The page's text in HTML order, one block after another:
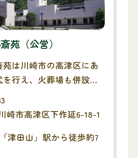
苑（公営）
は川崎市の高津区にあ
行え、火葬場も併設さ
です。
でメモリード東京なら
葬式が行えます。
崎市高津区下作延6-18-1
津田山」駅から徒歩約7